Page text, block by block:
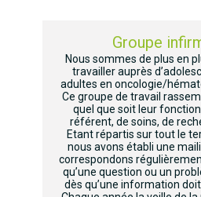
Groupe
Nous sommes de plus en
travailler auprès
adultes en oncologie/
Ce groupe de travail
quel que soit leur
référent, de soins, de
Etant répartis sur tout le
nous avons établi une
correspondons
qu’une question ou un
dès qu’une information